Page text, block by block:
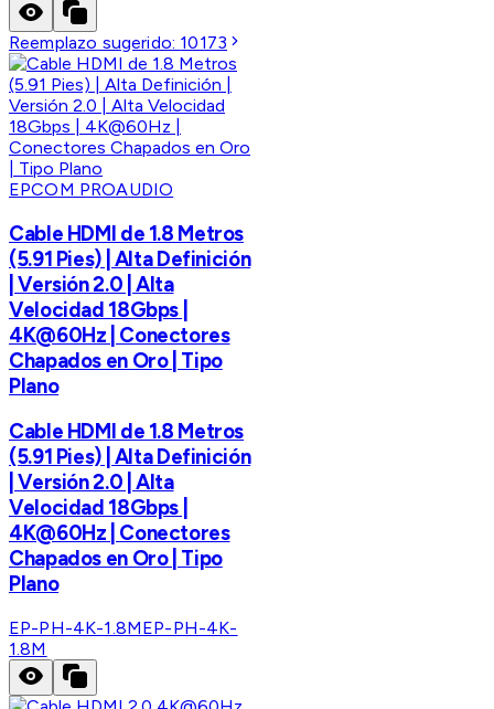
Reemplazo sugerido: 10173
EPCOM PROAUDIO
Cable HDMI de 1.8 Metros
(5.91 Pies) | Alta Definición
| Versión 2.0 | Alta
Velocidad 18Gbps |
4K@60Hz | Conectores
Chapados en Oro | Tipo
Plano
Cable HDMI de 1.8 Metros
(5.91 Pies) | Alta Definición
| Versión 2.0 | Alta
Velocidad 18Gbps |
4K@60Hz | Conectores
Chapados en Oro | Tipo
Plano
EP-PH-4K-1.8MEP-PH-4K-
1.8M